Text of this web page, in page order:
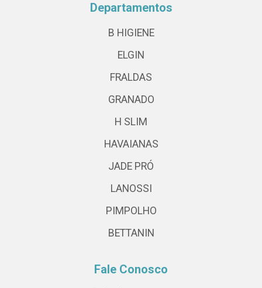
Departamentos
B HIGIENE
ELGIN
FRALDAS
GRANADO
H SLIM
HAVAIANAS
JADE PRÓ
LANOSSI
PIMPOLHO
BETTANIN
Fale Conosco